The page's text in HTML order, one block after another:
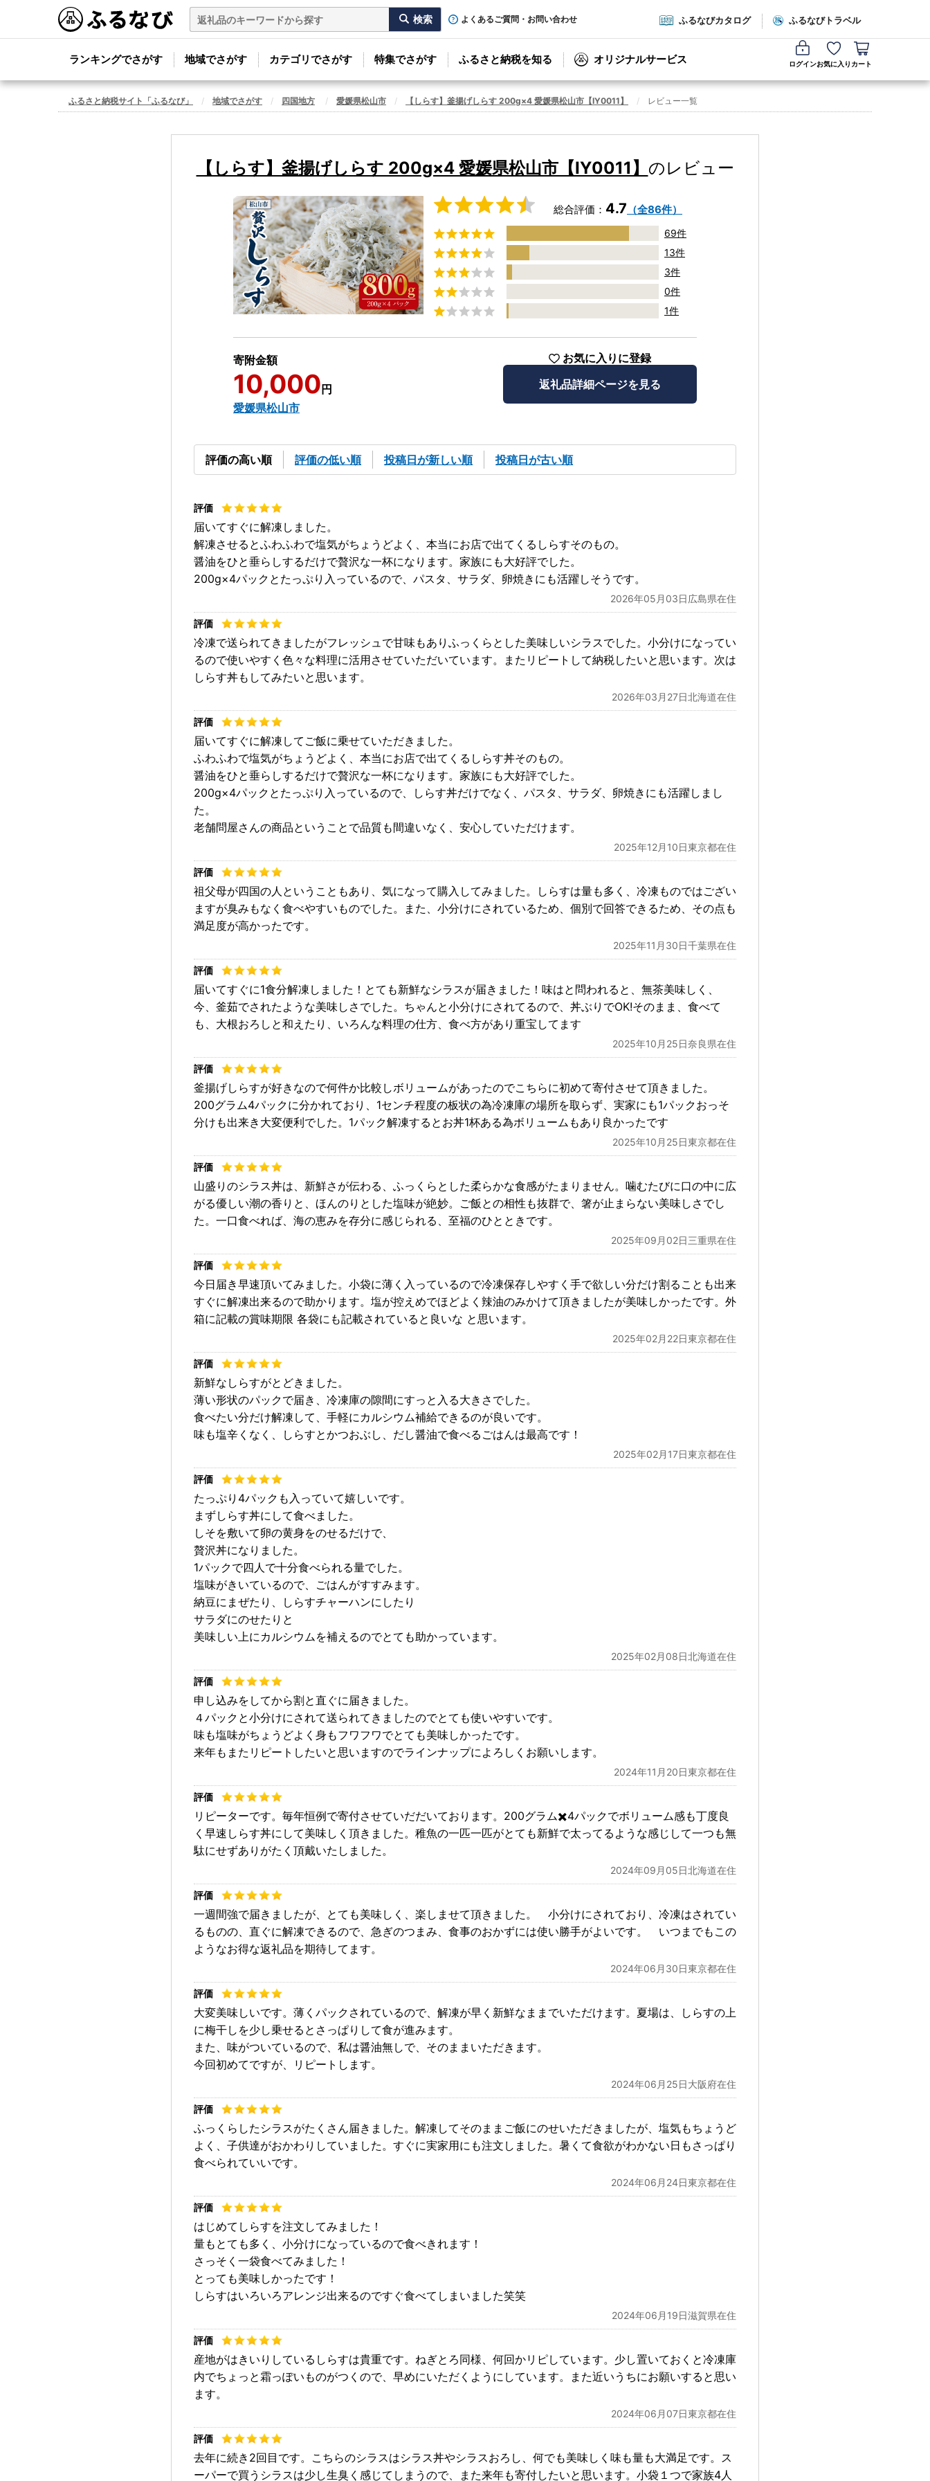
よくあるご質問・お問い合わせ ふるなびカタログ ふるなびトラベル
ランキングでさがす 地域でさがす カテゴリでさがす 特集でさがす ふるさと納税を知る オリジナルサービス ログインお気に入り カート
ふるさと納税サイト「ふるなび」 地域でさがす 四国地方 愛媛県松山市 【しらす】釜揚げしらす 200g×4 愛媛県松山市【IY0011】 レビュー一覧
【しらす】釜揚げしらす 200g×4 愛媛県松山市【IY0011】 のレビュー
総合評価： 4.7 （全86件）
69件
13件
3件
0件
1件
寄附金額
10,000 円
愛媛県松山市
お気に入りに登録
返礼品詳細ページを見る
評価の高い順 評価の低い順 投稿日が新しい順 投稿日が古い順
届いてすぐに解凍しました。
解凍させるとふわふわで塩気がちょうどよく、本当にお店で出てくるしらすそのもの。
醤油をひと垂らしするだけで贅沢な一杯になります。家族にも大好評でした。
200g×4パックとたっぷり入っているので、パスタ、サラダ、卵焼きにも活躍しそうです。
2026年05月03日広島県在住
冷凍で送られてきましたがフレッシュで甘味もありふっくらとした美味しいシラスでした。小分けになってい
るので使いやすく色々な料理に活用させていただいています。またリピートして納税したいと思います。次は
しらす丼もしてみたいと思います。
2026年03月27日北海道在住
届いてすぐに解凍してご飯に乗せていただきました。
ふわふわで塩気がちょうどよく、本当にお店で出てくるしらす丼そのもの。
醤油をひと垂らしするだけで贅沢な一杯になります。家族にも大好評でした。
200g×4パックとたっぷり入っているので、しらす丼だけでなく、パスタ、サラダ、卵焼きにも活躍しまし
た。
老舗問屋さんの商品ということで品質も間違いなく、安心していただけます。
2025年12月10日東京都在住
祖父母が四国の人ということもあり、気になって購入してみました。しらすは量も多く、冷凍ものではござい
ますが臭みもなく食べやすいものでした。また、小分けにされているため、個別で回答できるため、その点も
満足度が高かったです。
2025年11月30日千葉県在住
届いてすぐに1食分解凍しました！とても新鮮なシラスが届きました！味はと問われると、無茶美味しく、
今、釜茹でされたような美味しさでした。ちゃんと小分けにされてるので、丼ぶりでOK!そのまま、食べて
も、大根おろしと和えたり、いろんな料理の仕方、食べ方があり重宝してます
2025年10月25日奈良県在住
釜揚げしらすが好きなので何件か比較しボリュームがあったのでこちらに初めて寄付させて頂きました。
200グラム4パックに分かれており、1センチ程度の板状の為冷凍庫の場所を取らず、実家にも1パックおっそ
分けも出来き大変便利でした。1パック解凍するとお丼1杯ある為ボリュームもあり良かったです
2025年10月25日東京都在住
山盛りのシラス丼は、新鮮さが伝わる、ふっくらとした柔らかな食感がたまりません。噛むたびに口の中に広
がる優しい潮の香りと、ほんのりとした塩味が絶妙。ご飯との相性も抜群で、箸が止まらない美味しさでし
た。一口食べれば、海の恵みを存分に感じられる、至福のひとときです。
2025年09月02日三重県在住
今日届き早速頂いてみました。小袋に薄く入っているので冷凍保存しやすく手で欲しい分だけ割ることも出来
すぐに解凍出来るので助かります。塩が控えめでほどよく辣油のみかけて頂きましたが美味しかったです。外
箱に記載の賞味期限 各袋にも記載されていると良いな と思います。
2025年02月22日東京都在住
新鮮なしらすがとどきました。
薄い形状のパックで届き、冷凍庫の隙間にすっと入る大きさでした。
食べたい分だけ解凍して、手軽にカルシウム補給できるのが良いです。
味も塩辛くなく、しらすとかつおぶし、だし醤油で食べるごはんは最高です！
2025年02月17日東京都在住
たっぷり4パックも入っていて嬉しいです。
まずしらす丼にして食べました。
しそを敷いて卵の黄身をのせるだけで、
贅沢丼になりました。
1パックで四人で十分食べられる量でした。
塩味がきいているので、ごはんがすすみます。
納豆にまぜたり、しらすチャーハンにしたり
サラダにのせたりと
美味しい上にカルシウムを補えるのでとても助かっています。
2025年02月08日北海道在住
申し込みをしてから割と直ぐに届きました。
４パックと小分けにされて送られてきましたのでとても使いやすいです。
味も塩味がちょうどよく身もフワフワでとても美味しかったです。
来年もまたリピートしたいと思いますのでラインナップによろしくお願いします。
2024年11月20日東京都在住
リピーターです。毎年恒例で寄付させていだだいております。200グラム✖️4パックでボリューム感も丁度良
く早速しらす丼にして美味しく頂きました。稚魚の一匹一匹がとても新鮮で太ってるような感じして一つも無
駄にせずありがたく頂戴いたしました。
2024年09月05日北海道在住
一週間強で届きましたが、とても美味しく、楽しませて頂きました。 小分けにされており、冷凍はされてい
るものの、直ぐに解凍できるので、急ぎのつまみ、食事のおかずには使い勝手がよいです。 いつまでもこの
ようなお得な返礼品を期待してます。
2024年06月30日東京都在住
大変美味しいです。薄くパックされているので、解凍が早く新鮮なままでいただけます。夏場は、しらすの上
に梅干しを少し乗せるとさっぱりして食が進みます。
また、味がついているので、私は醤油無しで、そのままいただきます。
今回初めてですが、リピートします。
2024年06月25日大阪府在住
ふっくらしたシラスがたくさん届きました。解凍してそのままご飯にのせいただきましたが、塩気もちょうど
よく、子供達がおかわりしていました。すぐに実家用にも注文しました。暑くて食欲がわかない日もさっぱり
食べられていいです。
2024年06月24日東京都在住
はじめてしらすを注文してみました！
量もとても多く、小分けになっているので食べきれます！
さっそく一袋食べてみました！
とっても美味しかったです！
しらすはいろいろアレンジ出来るのですぐ食べてしまいました笑笑
2024年06月19日滋賀県在住
産地がはきいりしているしらすは貴重です。ねぎとろ同様、何回かリピしています。少し置いておくと冷凍庫
内でちょっと霜っぽいものがつくので、早めにいただくようにしています。また近いうちにお願いすると思い
ます。
2024年06月07日東京都在住
去年に続き2回目です。こちらのシラスはシラス丼やシラスおろし、何でも美味しく味も量も大満足です。ス
ーパーで買うシラスは少し生臭く感じてしまうので、また来年も寄付したいと思います。小袋１つで家族4人